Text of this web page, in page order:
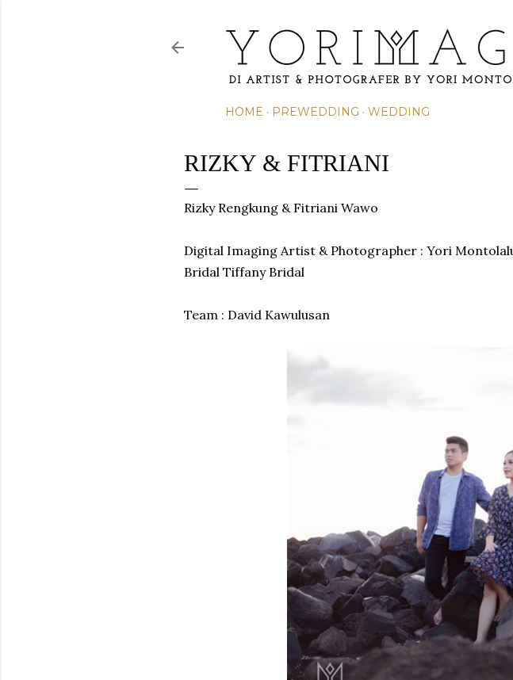
HOME PREWEDDING WEDDING
RIZKY & FITRIANI
Rizky Rengkung & Fitriani Wawo
Digital Imaging Artist & Photographer : Yori
Bridal Tiffany Bridal
Team : David Kawulusan